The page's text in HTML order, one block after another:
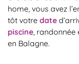
home, vous avez
tôt votre date
piscine ,
en Balagne.